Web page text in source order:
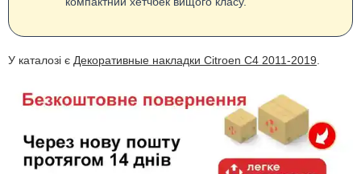
У каталозі є Декоративные накладки Citroen C4 2011-2019